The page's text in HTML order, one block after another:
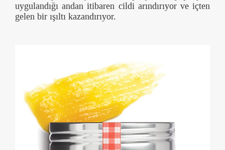
uygulandığı andan itibaren cildi arındırıyor ve içten
gelen bir ışıltı kazandırıyor.